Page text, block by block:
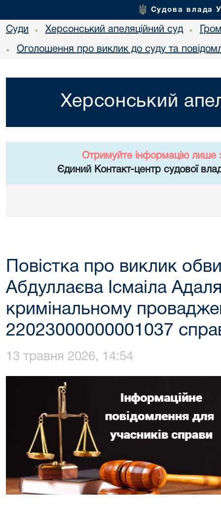
Судова влада
Суди • Херсонський апеляційний суд •
• Оголошення про виклик до суду та
Херсонський
Отримуйте інформацію лише
Єдиний Контакт-центр судової
Повістка про виклик
Абдуллаєва Ісмаіла
кримінальному
22023000000001037
13 травня 2026, 14:54